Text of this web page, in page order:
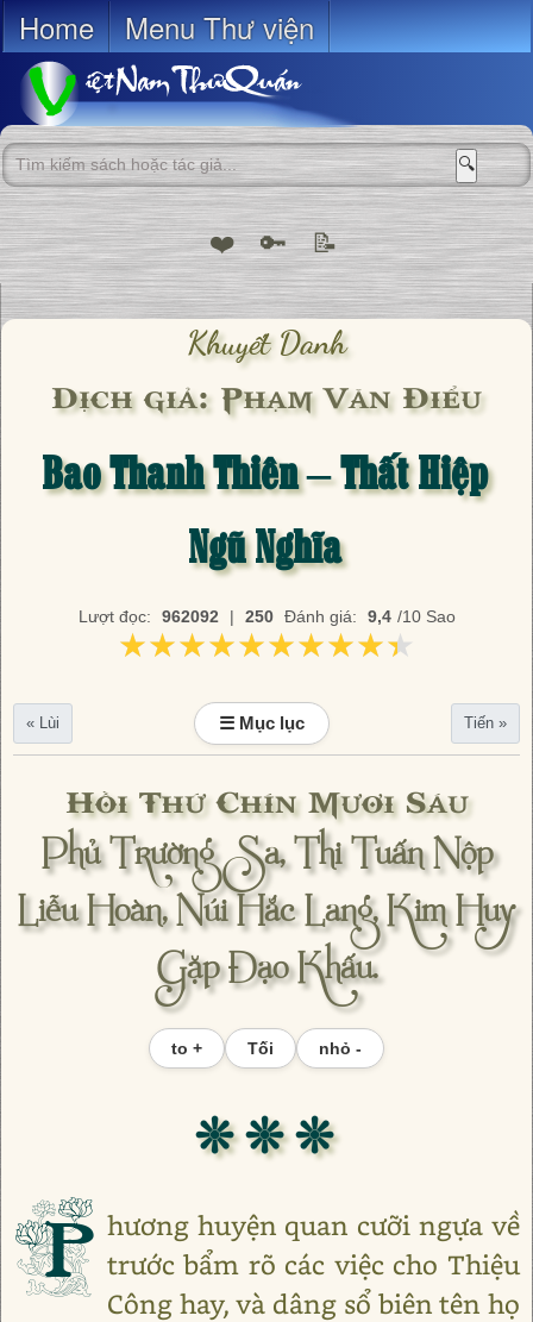
Home Menu Thư viện
🔍
❤️ 🔑 📝
Khuyết Danh
Dịch giả: Phạm Văn Điểu
Bao Thanh Thiên – Thất Hiệp
Ngũ Nghĩa
Lượt đọc: 962092 | 250 Đánh giá: 9,4 /10 Sao
★★★★★★★★★★
★★★★★★★★★★
« Lùi ☰ Mục lục Tiến »
Hồi Thứ Chín Mươi Sáu
Phủ Trường Sa, Thi Tuấn Nộp
Liễu Hoàn, Núi Hắc Lang, Kim Huy
Gặp Đạo Khấu.
to + Tối nhỏ -
❊ ❊ ❊
P hương huyện quan cưỡi ngựa về
trước bẩm rõ các việc cho Thiệu
Công hay, và dâng sổ biên tên họ